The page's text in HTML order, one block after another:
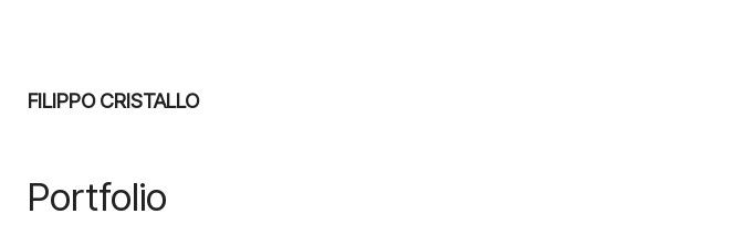
FILIPPO CRISTALLO
Portfolio